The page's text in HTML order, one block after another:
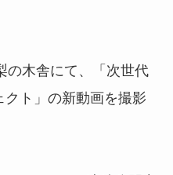
の木舎にて、「次世代
ト」の新動画を撮影